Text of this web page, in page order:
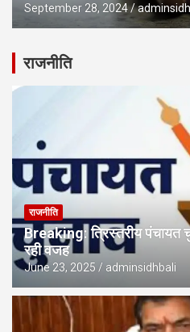
September 28, 2024
राजनीति
राजनीति
Breaking: त्रिस्तरीय पंचायत
रही वजह
June 23, 2025 adminsidhbali